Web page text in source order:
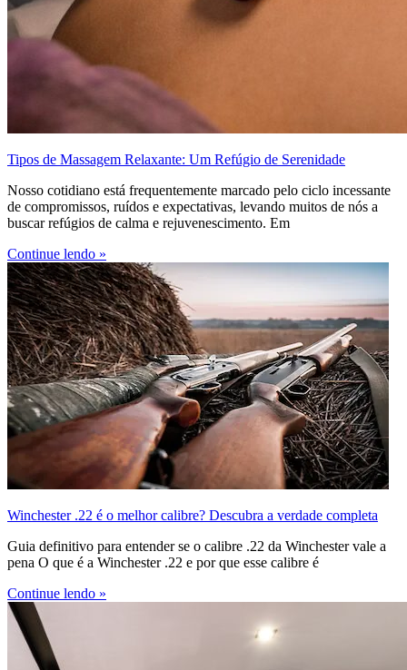
Tipos de Massagem Relaxante: Um Refúgio de Serenidade
Nosso cotidiano está frequentemente marcado pelo ciclo incessante
de compromissos, ruídos e expectativas, levando muitos de nós a
buscar refúgios de calma e rejuvenescimento. Em
Continue lendo »
Winchester .22 é o melhor calibre? Descubra a verdade completa
Guia definitivo para entender se o calibre .22 da Winchester vale a
pena O que é a Winchester .22 e por que esse calibre é
Continue lendo »